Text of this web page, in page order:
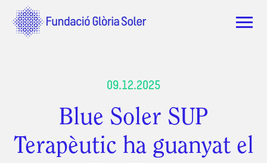
09.12.2025
Blue Soler SUP
Terapèutic ha guanyat el